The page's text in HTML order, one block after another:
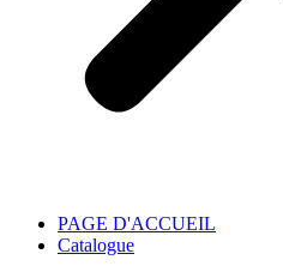
PAGE D'ACCUEIL
Catalogue